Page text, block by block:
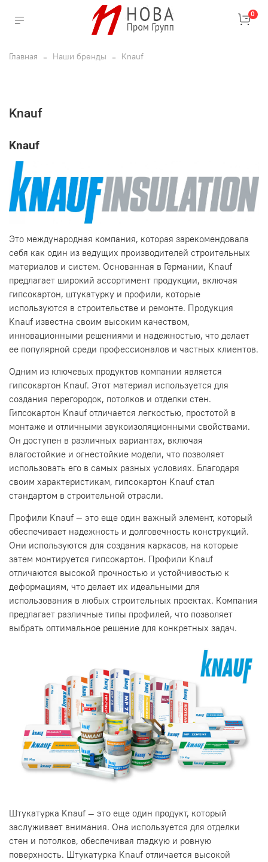
0
Главная Наши бренды Knauf
Knauf
Knauf
Это международная компания, которая зарекомендовала
себя как один из ведущих производителей строительных
материалов и систем. Основанная в Германии, Knauf
предлагает широкий ассортимент продукции, включая
гипсокартон, штукатурку и профили, которые
используются в строительстве и ремонте. Продукция
Knauf известна своим высоким качеством,
инновационными решениями и надежностью, что делает
ее популярной среди профессионалов и частных клиентов.
Одним из ключевых продуктов компании является
гипсокартон Knauf. Этот материал используется для
создания перегородок, потолков и отделки стен.
Гипсокартон Knauf отличается легкостью, простотой в
монтаже и отличными звукоизоляционными свойствами.
Он доступен в различных вариантах, включая
влагостойкие и огнестойкие модели, что позволяет
использовать его в самых разных условиях. Благодаря
своим характеристикам, гипсокартон Knauf стал
стандартом в строительной отрасли.
Профили Knauf — это еще один важный элемент, который
обеспечивает надежность и долговечность конструкций.
Они используются для создания каркасов, на которые
затем монтируется гипсокартон. Профили Knauf
отличаются высокой прочностью и устойчивостью к
деформациям, что делает их идеальными для
использования в любых строительных проектах. Компания
предлагает различные типы профилей, что позволяет
выбрать оптимальное решение для конкретных задач.
Штукатурка Knauf — это еще один продукт, который
заслуживает внимания. Она используется для отделки
стен и потолков, обеспечивая гладкую и ровную
поверхность. Штукатурка Knauf отличается высокой